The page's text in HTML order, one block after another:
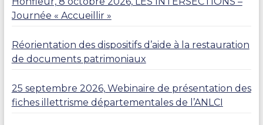
Journée « Accueillir »
Réorientation des dispositifs d’aide à la restauration
de documents patrimoniaux
25 septembre 2026, Webinaire de présentation des
fiches illettrisme départementales de l’ANLCI